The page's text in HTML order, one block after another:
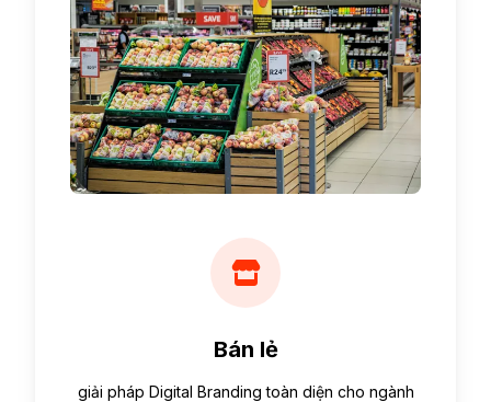
Bán lẻ
giải pháp Digital Branding toàn diện cho ngành